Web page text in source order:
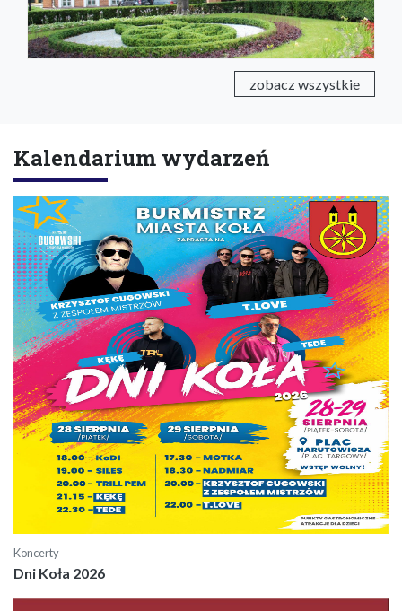
zobacz wszystkie
Kalendarium wydarzeń
Koncerty
Dni Koła 2026